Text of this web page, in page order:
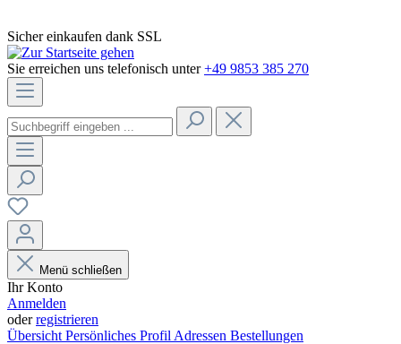
Sicher einkaufen dank SSL
Sie erreichen uns telefonisch unter +49 9853 385 270
Menü schließen
Ihr Konto
Anmelden
oderregistrieren
Übersicht Persönliches Profil Adressen Bestellungen